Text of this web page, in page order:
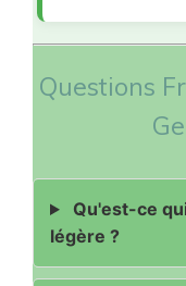
Questions
Qu'est-ce
légère ?